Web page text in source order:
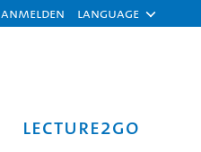
Anmelden Language
Lecture2Go